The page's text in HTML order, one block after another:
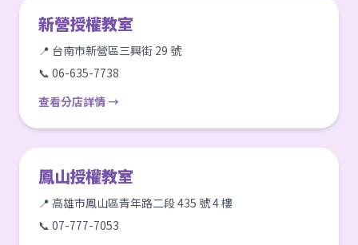
新營授權教室
📍 台南市新營區三興街 29 號
📞 06-635-7738
查看分店詳情 →
鳳山授權教室
📍 高雄市鳳山區青年路二段 435 號 4 樓
📞 07-777-7053